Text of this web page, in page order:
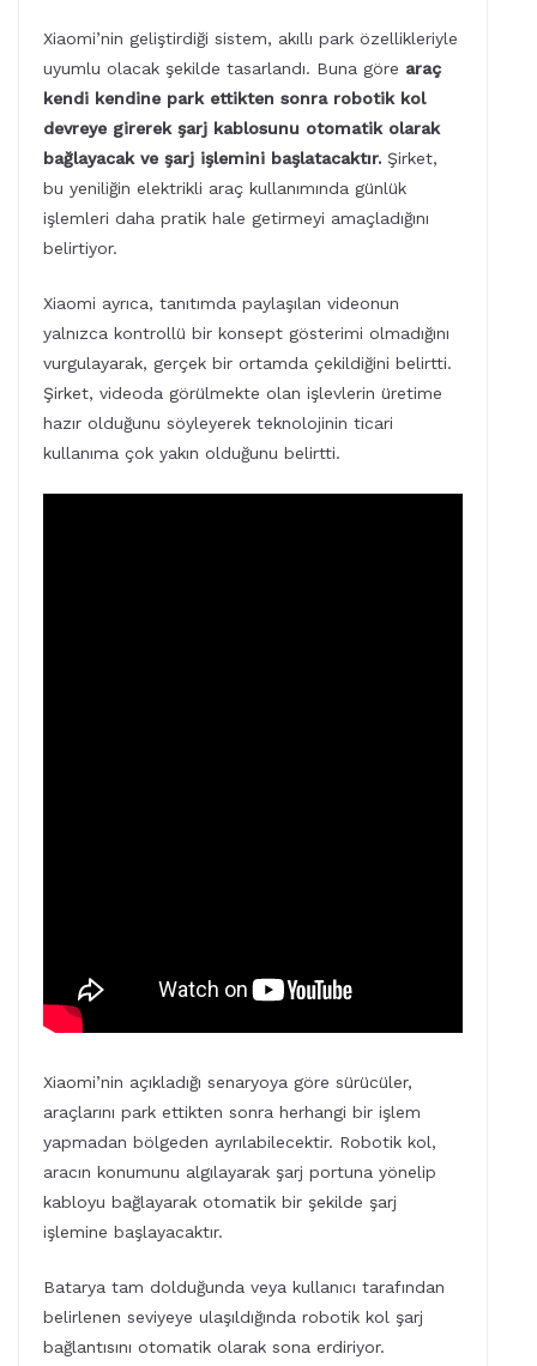
Xiaomi’nin geliştirdiği sistem, akıllı park özellikleriyle
uyumlu olacak şekilde tasarlandı. Buna göre araç
kendi kendine park ettikten sonra robotik kol
devreye girerek şarj kablosunu otomatik olarak
bağlayacak ve şarj işlemini başlatacaktır. Şirket,
bu yeniliğin elektrikli araç kullanımında günlük
işlemleri daha pratik hale getirmeyi amaçladığını
belirtiyor.
Xiaomi ayrıca, tanıtımda paylaşılan videonun
yalnızca kontrollü bir konsept gösterimi olmadığını
vurgulayarak, gerçek bir ortamda çekildiğini belirtti.
Şirket, videoda görülmekte olan işlevlerin üretime
hazır olduğunu söyleyerek teknolojinin ticari
kullanıma çok yakın olduğunu belirtti.
Xiaomi’nin açıkladığı senaryoya göre sürücüler,
araçlarını park ettikten sonra herhangi bir işlem
yapmadan bölgeden ayrılabilecektir. Robotik kol,
aracın konumunu algılayarak şarj portuna yönelip
kabloyu bağlayarak otomatik bir şekilde şarj
işlemine başlayacaktır.
Batarya tam dolduğunda veya kullanıcı tarafından
belirlenen seviyeye ulaşıldığında robotik kol şarj
bağlantısını otomatik olarak sona erdiriyor.